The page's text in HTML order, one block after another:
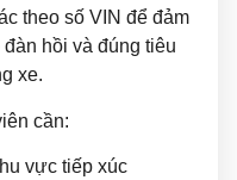
theo số VIN để đảm
hồi và đúng tiêu
xe.
cần:
vực tiếp xúc